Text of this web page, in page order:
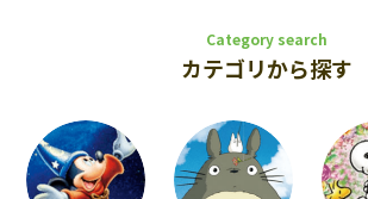
Category search
カテゴリから探す